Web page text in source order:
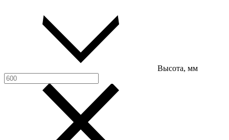
Высота, мм